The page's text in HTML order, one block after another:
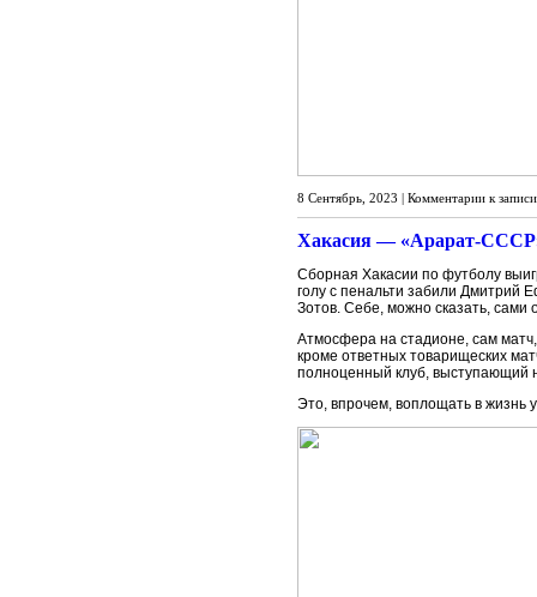
8 Сентябрь, 2023 | Комментарии к
Хакасия — «Арарат-
Сборная Хакасии по футболу
голу с пенальти забили Дмитрий
Зотов. Себе, можно сказать, сами
Атмосфера на стадионе, сам
кроме ответных товарищеских
полноценный клуб, выступающий
Это, впрочем, воплощать в жизнь